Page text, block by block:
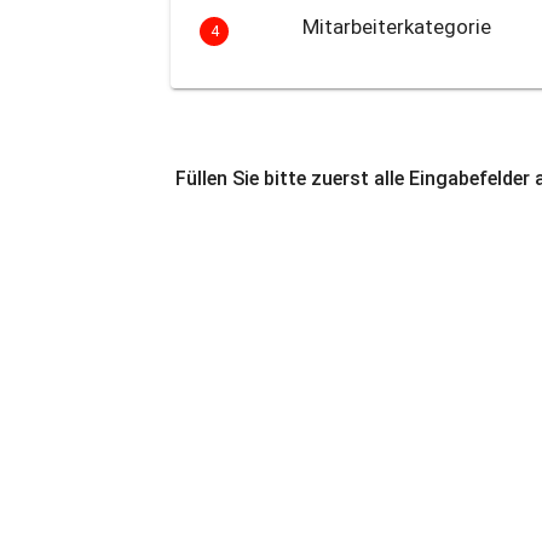
4 Mitarbeiterkategorie
Füllen Sie bitte zuerst alle Eingabefelder